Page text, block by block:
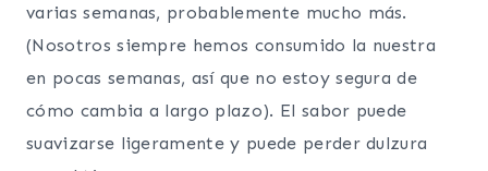
varias semanas, probablemente mucho más.
(Nosotros siempre hemos consumido la nuestra
en pocas semanas, así que no estoy segura de
cómo cambia a largo plazo). El sabor puede
suavizarse ligeramente y puede perder dulzura